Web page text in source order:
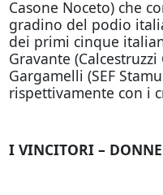
Casone Noceto) che
gradino del podio
dei primi cinque
Gravante
Gargamelli (SEF
rispettivamente con i
I VINCITORI – DONNE